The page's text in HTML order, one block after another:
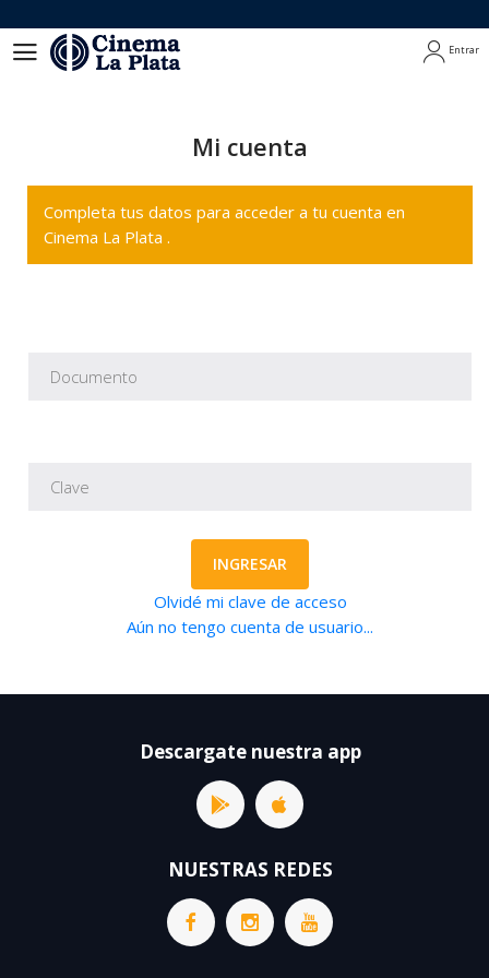
Entrar
Mi cuenta
Completa tus datos para acceder a tu cuenta en
Cinema La Plata .
INGRESAR
Olvidé mi clave de acceso
Aún no tengo cuenta de usuario...
Descargate nuestra app
NUESTRAS REDES